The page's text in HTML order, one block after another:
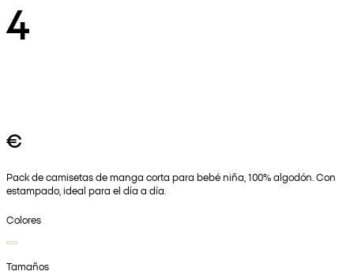
4
€
Pack de camisetas de manga corta para bebé niña, 100% algodón. Con
estampado, ideal para el día a día.
Colores
Tamaños